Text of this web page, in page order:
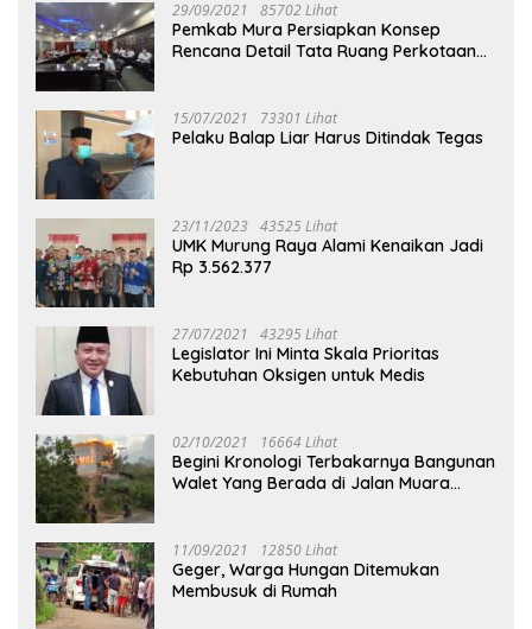
29/09/2021 85702 Lihat
Pemkab Mura Persiapkan Konsep
Rencana Detail Tata Ruang Perkotaan
15/07/2021 73301 Lihat
Pelaku Balap Liar Harus Ditindak Tegas
23/11/2023 43525 Lihat
UMK Murung Raya Alami Kenaikan Jadi
Rp 3.562.377
27/07/2021 43295 Lihat
Legislator Ini Minta Skala Prioritas
Kebutuhan Oksigen untuk Medis
02/10/2021 16664 Lihat
Begini Kronologi Terbakarnya Bangunan
Walet Yang Berada di Jalan Muara
11/09/2021 12850 Lihat
Geger, Warga Hungan Ditemukan
Membusuk di Rumah